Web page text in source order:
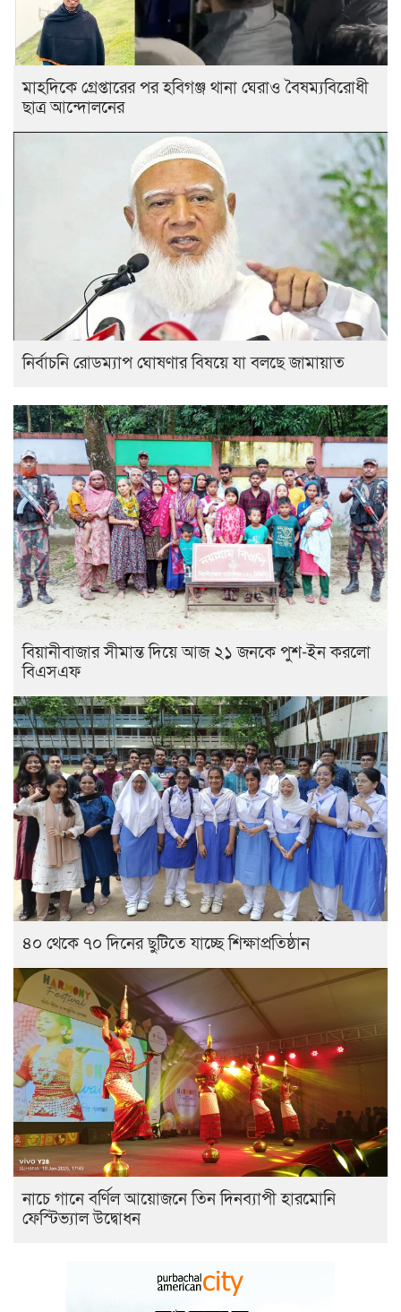
মাহদিকে গ্রেপ্তারের পর হবিগঞ্জ থানা ঘেরাও বৈষম্যবিরোধী
ছাত্র আন্দোলনের
নির্বাচনি রোডম্যাপ ঘোষণার বিষয়ে যা বলছে জামায়াত
বিয়ানীবাজার সীমান্ত দিয়ে আজ ২১ জনকে পুশ-ইন করলো
বিএসএফ
৪০ থেকে ৭০ দিনের ছুটিতে যাচ্ছে শিক্ষাপ্রতিষ্ঠান
নাচে গানে বর্ণিল আয়োজনে তিন দিনব্যাপী হারমোনি
ফেস্টিভ্যাল উদ্বোধন